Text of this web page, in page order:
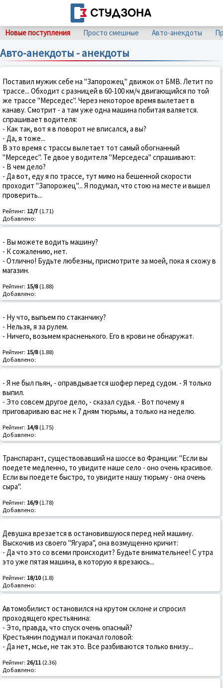
Новые поступления Просто смешные Авто-анекдоты
Авто-анекдоты - анекдоты
Поставил мужик себе на "Запорожец" движок от БМВ. Летит по
трассе... Обходит с разницей в 60-100 км/ч двигающийся по той
же трассе "Мерседес". Через некоторое время вылетает в
канаву. Смотрит - а там уже одна машина побитая валяется.
спрашивает водителя:
- Как так, вот я в поворот не вписался, а вы?
- Да, я тоже...
В это время с трассы вылетает тот самый обогнанный
"Мерседес". Те двое у водителя "Мерседеса" спрашивают:
- В чем дело?
- Да вот, еду я по трассе, тут мимо на бешенной скорости
проходит "Запорожец"... Я подумал, что стою на месте и вышел
проверить...
Рейтинг: 12/7 (1.71)
Добавлено:
- Вы можете водить машину?
- К сожалению, нет.
- Отлично! Будьте любезны, присмотрите за моей, пока я схожу в
магазин.
Рейтинг: 15/8(1.88)
Добавлено:
- Ну что, выпьем по стаканчику?
- Нельзя, я за рулем.
- Ничего, возьмем красненького. Его в крови не обнаружат.
Рейтинг: 15/8(1.88)
Добавлено:
- Я не был пьян, - оправдывается шофер перед судом. - Я только
выпил.
- Это совсем другое дело, - сказал судья. - Вот почему я
приговариваю вас не к 7 дням тюрьмы, а только на неделю.
Рейтинг: 14/8(1.75)
Добавлено:
Транспарант, существовавший на шоссе во Франции: "Если вы
поедете медленно, то увидите наше село - оно очень красивое.
Если вы поедете быстро, то увидите нашу тюрьму - она очень
сыра".
Рейтинг: 16/9(1.78)
Добавлено:
Девушка врезается в остановившуюся перед ней машину.
Выскочив из своего "Ягуара", она возмущенно кричит:
- Да что это со всеми происходит? Будьте внимательнее! С утра
это уже пятая машина, в которую я врезаюсь...
Рейтинг: 18/10(1.8)
Добавлено:
Автомобилист остановился на крутом склоне и спросил
проходящего крестьянина:
- Это, правда, что спуск очень опасный?
Крестьянин подумал и покачал головой:
- Да нет, мсье, не так это. Все разбиваются только внизу...
Рейтинг: 26/11 (2.36)
Добавлено: